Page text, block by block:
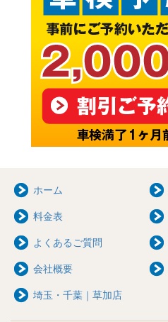
ホーム
料金表
よくあるご質問
会社概要
埼玉・千葉｜草加店